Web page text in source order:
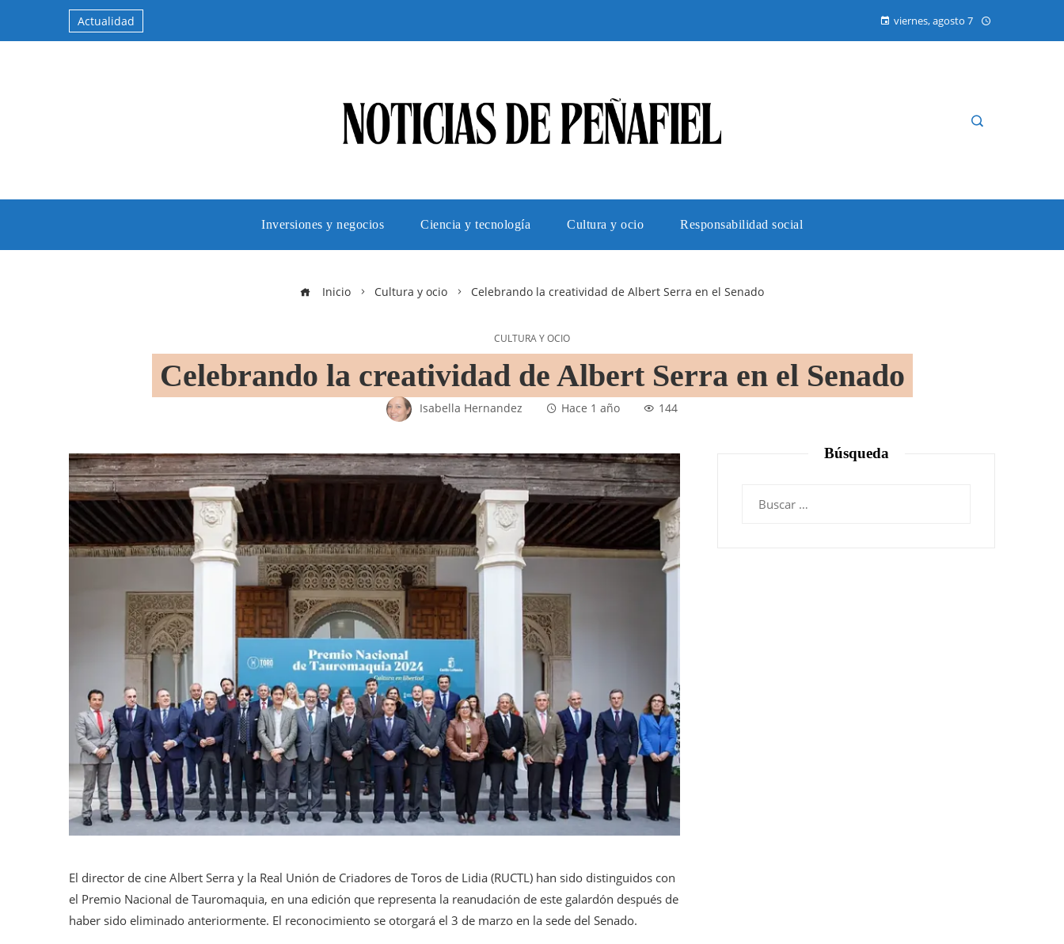
Actualidad viernes, agosto 7
Inversiones y negocios Ciencia y tecnología Cultura y ocio Responsabilidad social
Inicio Cultura y ocio Celebrando la creatividad de Albert Serra en el Senado
CULTURA Y OCIO
Celebrando la creatividad de Albert Serra en el Senado
Isabella Hernandez Hace 1 año 144
El director de cine Albert Serra y la Real Unión de Criadores de Toros de Lidia (RUCTL) han sido distinguidos con
el Premio Nacional de Tauromaquia, en una edición que representa la reanudación de este galardón después de
haber sido eliminado anteriormente. El reconocimiento se otorgará el 3 de marzo en la sede del Senado.
Búsqueda